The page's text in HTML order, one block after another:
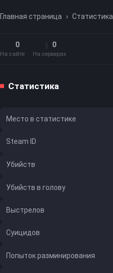
Главная страница › Статистика
0
На сайте
0
На серверах
Статистика
Место в статистике
Steam ID
Убийств
Убийств в голову
Выстрелов
Суицидов
Попыток разминирования